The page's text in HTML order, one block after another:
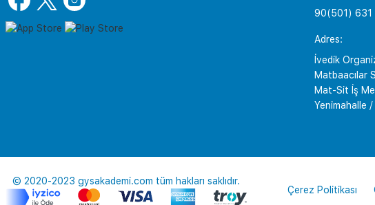
90(501) 631
Adres:
İvedik
Matbaacılar
Mat-Sit İş
Yenimahalle /
© 2020-2023 gysakademi.com tüm hakları saklıdır.
Çerez Politikası